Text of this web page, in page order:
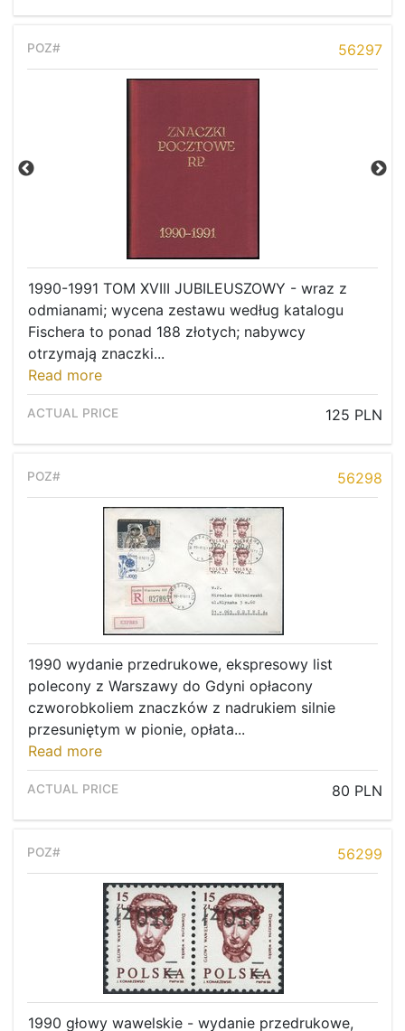
56297
1990-1991 TOM XVIII JUBILEUSZOWY - wraz z
odmianami; wycena zestawu według katalogu
Fischera to ponad 188 złotych; nabywcy
otrzymają znaczki...
Read more
125 PLN
56298
1990 wydanie przedrukowe, ekspresowy list
polecony z Warszawy do Gdyni opłacony
czworobkoliem znaczków z nadrukiem silnie
przesuniętym w pionie, opłata...
Read more
80 PLN
56299
1990 głowy wawelskie - wydanie przedrukowe,